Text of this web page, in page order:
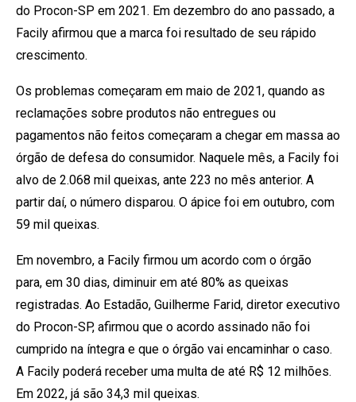
do Procon-SP em 2021. Em dezembro do ano passado, a
Facily afirmou que a marca foi resultado de seu rápido
crescimento.
Os problemas começaram em maio de 2021, quando as
reclamações sobre produtos não entregues ou
pagamentos não feitos começaram a chegar em massa ao
órgão de defesa do consumidor. Naquele mês, a Facily foi
alvo de 2.068 mil queixas, ante 223 no mês anterior. A
partir daí, o número disparou. O ápice foi em outubro, com
59 mil queixas.
Em novembro, a Facily firmou um acordo com o órgão
para, em 30 dias, diminuir em até 80% as queixas
registradas. Ao Estadão, Guilherme Farid, diretor executivo
do Procon-SP, afirmou que o acordo assinado não foi
cumprido na íntegra e que o órgão vai encaminhar o caso.
A Facily poderá receber uma multa de até R$ 12 milhões.
Em 2022, já são 34,3 mil queixas.